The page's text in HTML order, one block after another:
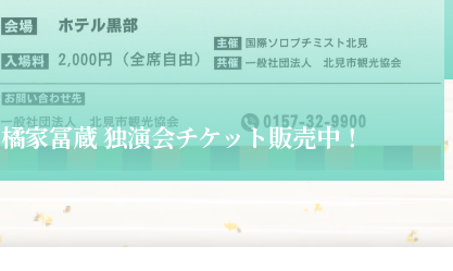
2026.06.01
ショップきたみさん！